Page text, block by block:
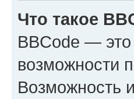
Что такое
BBCode —
возможности
Возможность